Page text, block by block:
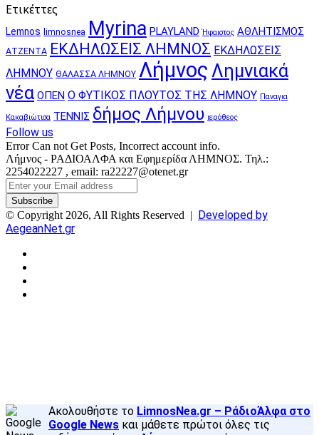
Ετικέττες
Lemnos limnosnea Myrina PLAYLAND Ήφαιστος ΑΘΛΗΤΙΣΜΟΣ
ΑΤΖΕΝΤΑ ΕΚΔΗΛΩΣΕΙΣ ΛΗΜΝΟΣ ΕΚΔΗΛΩΣΕΙΣ
ΛΗΜΝΟΥ ΘΑΛΑΣΣΑ ΛΗΜΝΟΥ Λήμνος Λημνιακά
νέα ΟΠΕΝ Ο ΦΥΤΙΚΟΣ ΠΛΟΥΤΟΣ ΤΗΣ ΛΗΜΝΟΥ Παναγια
Κακαβιώτισα ΤΕΝΝΙΣ δήμος Λήμνου ιερόθεος
Follow us
Error Can not Get Posts, Incorrect account info.
Λήμνος - ΡΑΔΙΟΑΛΦΑ και Εφημερίδα ΛΗΜΝΟΣ. Τηλ.:
2254022227 , email: ra22227@otenet.gr
Enter
your
Email
address
© Copyright 2026, All Rights Reserved | Developed by
AegeanNet.gr
Ακολουθήστε το LimnosNea.gr – ΡάδιοΆλφα στο
Google News και μάθετε πρώτοι όλες τις